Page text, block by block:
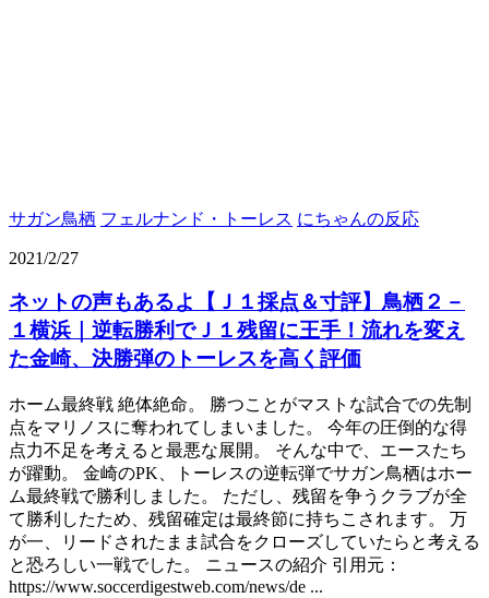
サガン鳥栖 フェルナンド・トーレス にちゃんの反応
2021/2/27
ネットの声もあるよ【Ｊ１採点＆寸評】鳥栖２－
１横浜｜逆転勝利でＪ１残留に王手！流れを変え
た金崎、決勝弾のトーレスを高く評価
ホーム最終戦 絶体絶命。 勝つことがマストな試合での先制
点をマリノスに奪われてしまいました。 今年の圧倒的な得
点力不足を考えると最悪な展開。 そんな中で、エースたち
が躍動。 金崎のPK、トーレスの逆転弾でサガン鳥栖はホー
ム最終戦で勝利しました。 ただし、残留を争うクラブが全
て勝利したため、残留確定は最終節に持ちこされます。 万
が一、リードされたまま試合をクローズしていたらと考える
と恐ろしい一戦でした。 ニュースの紹介 引用元：
https://www.soccerdigestweb.com/news/de ...